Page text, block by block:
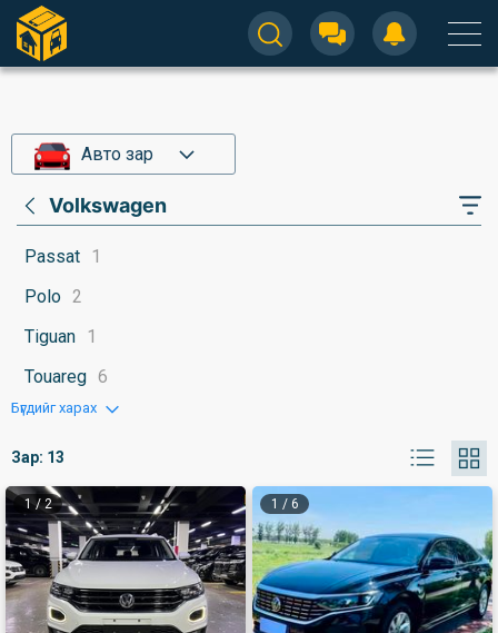
Авто зар
Volkswagen
Passat 1
Polo 2
Tiguan 1
Touareg 6
Бүгдийг харах
Зар: 13
1/2 1 / 6